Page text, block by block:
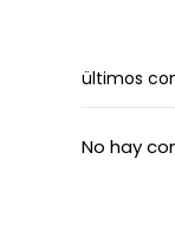
ültimos
No hay